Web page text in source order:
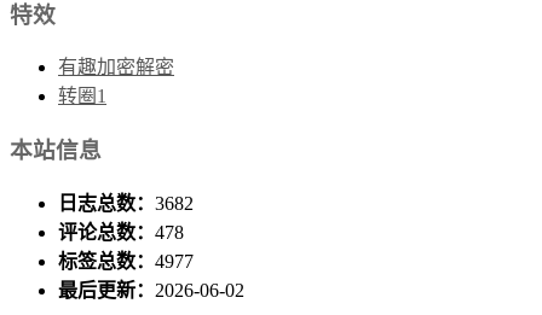
特效
有趣加密解密
转圈1
本站信息
日志总数： 3682
评论总数： 478
标签总数： 4977
最后更新： 2026-06-02